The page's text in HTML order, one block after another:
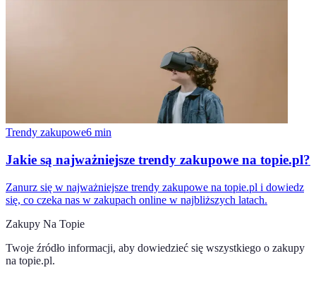
Trendy zakupowe6 min
Jakie są najważniejsze trendy zakupowe na topie.pl?
Zanurz się w najważniejsze trendy zakupowe na topie.pl i dowiedz
się, co czeka nas w zakupach online w najbliższych latach.
Zakupy Na Topie
Twoje źródło informacji, aby dowiedzieć się wszystkiego o zakupy
na topie.pl.